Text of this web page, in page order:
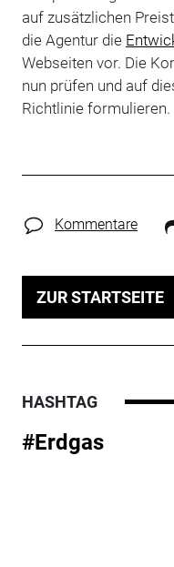
auf zusätzlichen
die Agentur die
Webseiten vor. Die
nun prüfen und auf
Richtlinie formulieren.
Kommentare
ZUR STARTSEITE
HASHTAG
#Erdgas